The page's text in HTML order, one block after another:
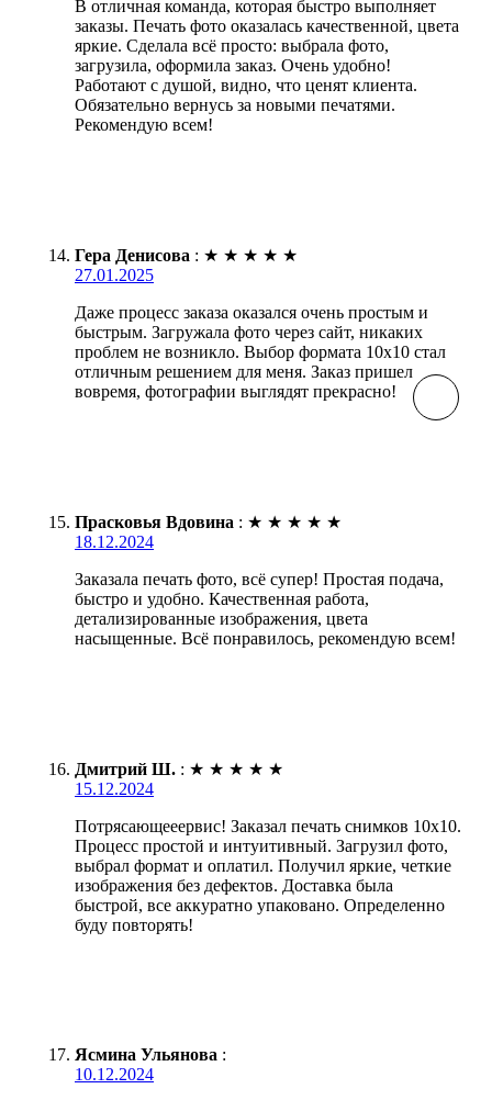
В отличная команда, которая быстро выполняет
заказы. Печать фото оказалась качественной, цвета
яркие. Сделала всё просто: выбрала фото,
загрузила, оформила заказ. Очень удобно!
Работают с душой, видно, что ценят клиента.
Обязательно вернусь за новыми печатями.
Рекомендую всем!
Гера Денисова : ★ ★ ★ ★ ★
27.01.2025
Даже процесс заказа оказался очень простым и
быстрым. Загружала фото через сайт, никаких
проблем не возникло. Выбор формата 10х10 стал
отличным решением для меня. Заказ пришел
вовремя, фотографии выглядят прекрасно!
Прасковья Вдовина : ★ ★ ★ ★ ★
18.12.2024
Заказала печать фото, всё супер! Простая подача,
быстро и удобно. Качественная работа,
детализированные изображения, цвета
насыщенные. Всё понравилось, рекомендую всем!
Дмитрий Ш. : ★ ★ ★ ★ ★
15.12.2024
Потрясающееервис! Заказал печать снимков 10х10.
Процесс простой и интуитивный. Загрузил фото,
выбрал формат и оплатил. Получил яркие, четкие
изображения без дефектов. Доставка была
быстрой, все аккуратно упаковано. Определенно
буду повторять!
Ясмина Ульянова :
10.12.2024